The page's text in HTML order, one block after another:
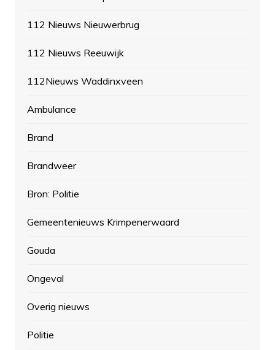
112 Nieuws Nieuwerbrug
112 Nieuws Reeuwijk
112Nieuws Waddinxveen
Ambulance
Brand
Brandweer
Bron: Politie
Gemeentenieuws Krimpenerwaard
Gouda
Ongeval
Overig nieuws
Politie